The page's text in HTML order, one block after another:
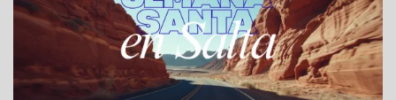
celebraciones religiosas, experiencias culturales y
propuestas al aire libre en distintos destinos de la provincia.